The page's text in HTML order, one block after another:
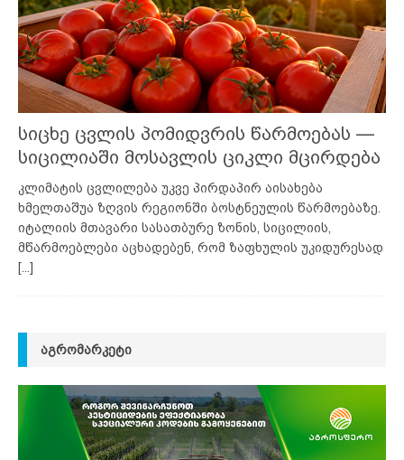
სიცხე ცვლის პომიდვრის წარმოებას —
სიცილიაში მოსავლის ციკლი მცირდება
კლიმატის ცვლილება უკვე პირდაპირ აისახება
ხმელთაშუა ზღვის რეგიონში ბოსტნეულის წარმოებაზე.
იტალიის მთავარი სასათბურე ზონის, სიცილიის,
მწარმოებლები აცხადებენ, რომ ზაფხულის უკიდურესად
[...]
ᲐᲒᲠᲝᲛᲐᲠᲙᲔᲢᲘ